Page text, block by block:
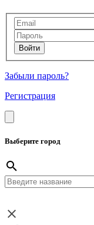
Забыли пароль?
Регистрация
Выберите город